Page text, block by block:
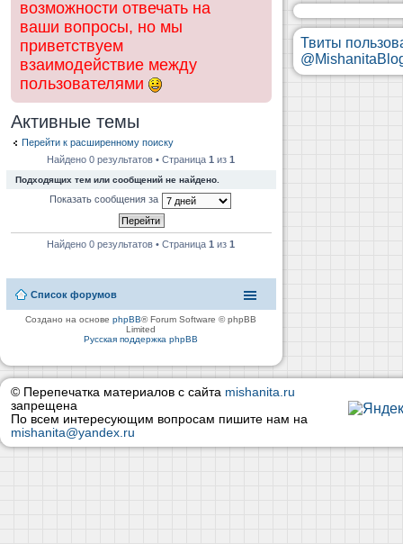
возможности отвечать на
ваши вопросы, но мы
приветствуем
взаимодействие между
пользователями
Активные темы
Перейти к расширенному поиску
Найдено 0 результатов • Страница1 из1
Подходящих тем или сообщений не найдено.
Показать сообщения за
Найдено 0 результатов • Страница1 из1
Список форумов
Создано на основеphpBB® Forum Software © phpBB
Limited
Русская поддержка phpBB
Твиты
© Перепечатка материалов с сайта mishanita.ru
запрещена
По всем интересующим вопросам пишите нам на
mishanita@yandex.ru